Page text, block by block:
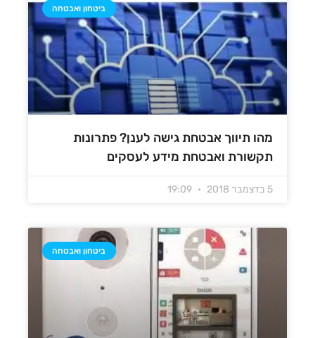
ביטחון ואבטחה
מהו תיווך אבטחת גישה לענן? פתרונות
תקשורת ואבטחת מידע לעסקים
5 בדצמבר 2018
ביטחון ואבטחה